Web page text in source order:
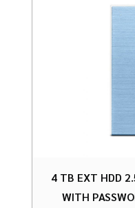
4 TB EXT HDD
WITH